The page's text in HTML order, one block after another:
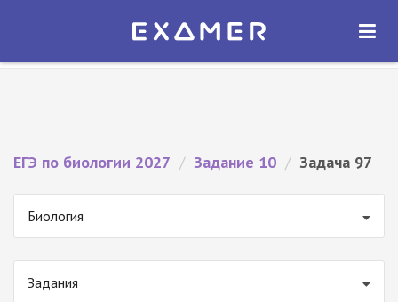
Экзамер — ЕГЭ 2027
ОТКРЫТЬ
ЕГЭ по биологии 2027 / Задание 10 / Задача 97
Биология
Задания